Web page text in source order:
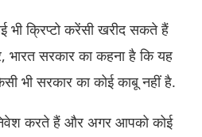
भी क्रिप्टो करेंसी खरीद सकते हैं
सरकार का कहना है कि यह
भी सरकार का कोई काबू नहीं है.
करते हैं और अगर आपको कोई